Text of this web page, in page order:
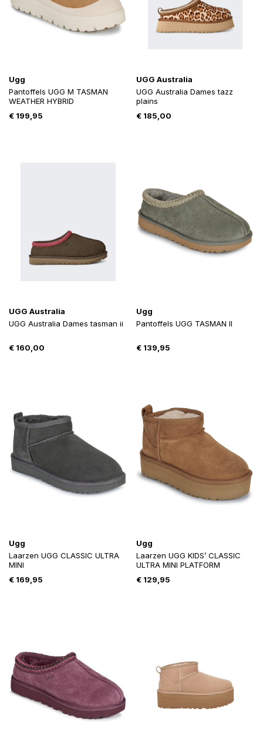
Ugg
Pantoffels UGG M TASMAN
WEATHER HYBRID
€ 199,95
UGG Australia
UGG Australia Dames tazz
plains
€185,00
UGG Australia
UGG Australia Dames tasman ii
€ 160,00
Ugg
Pantoffels UGG TASMAN II
€139,95
Ugg
Laarzen UGG CLASSIC ULTRA
MINI
€ 169,95
Ugg
Laarzen UGG KIDS’ CLASSIC
ULTRA MINI PLATFORM
€129,95